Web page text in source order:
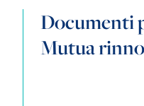
Documenti
Mutua